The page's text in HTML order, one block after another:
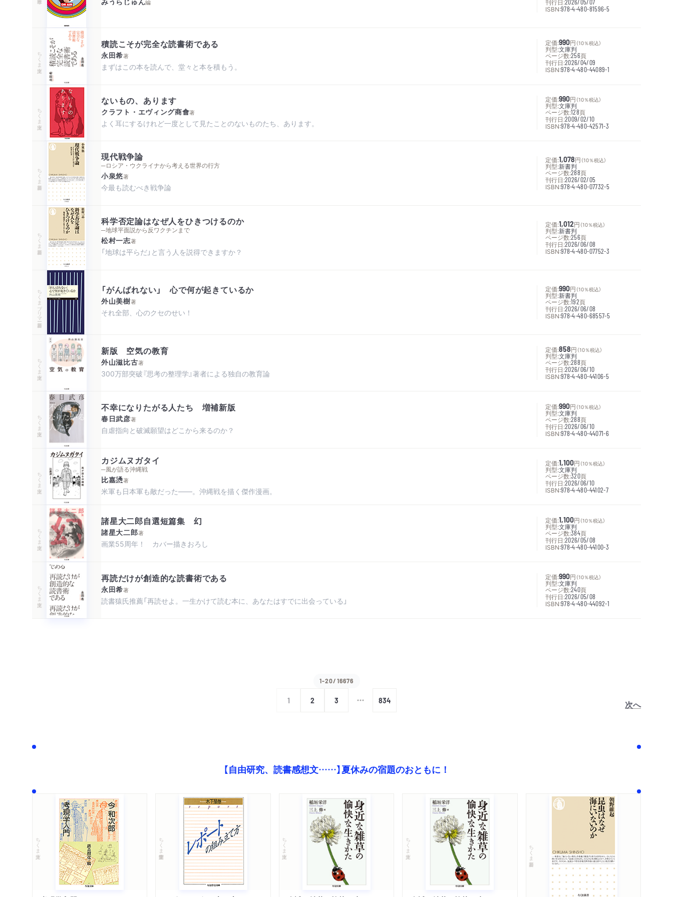
編 刊行日:2026/05/07
ISBN:978-4-480-81596-5
ちくま文庫
積読こそが完全な読書術である
永田希著
まずはこの本を読んで、堂々と本を積もう。
定価:990円 （10％税込）
判型:文庫判
ページ数:256頁
刊行日:2026/04/09
ISBN:978-4-480-44089-1
ちくま文庫
ないもの、あります
クラフト・エヴィング商會著
よく耳にするけれど一度として見たことのないものたち、あります。
定価:990円 （10％税込）
判型:文庫判
ページ数:128頁
刊行日:2009/02/10
ISBN:978-4-480-42571-3
ちくま新書
現代戦争論
─ロシア・ウクライナから考える世界の行方
小泉悠著
今最も読むべき戦争論
定価:1,078円 （10％税込）
判型:新書判
ページ数:288頁
刊行日:2026/02/05
ISBN:978-4-480-07732-5
ちくま新書
科学否定論はなぜ人をひきつけるのか
─地球平面説から反ワクチンまで
松村一志著
「地球は平らだ」と言う人を説得できますか？
定価:1,012円 （10％税込）
判型:新書判
ページ数:256頁
刊行日:2026/06/08
ISBN:978-4-480-07752-3
ちくまプリマー新書 「がんばれない」 心で何が起きているか
外山美樹著
それ全部、心のクセのせい！
定価:990円 （10％税込）
判型:新書判
ページ数:192頁
刊行日:2026/06/08
ISBN:978-4-480-68557-5
ちくま文庫
新版 空気の教育
外山滋比古著
300万部突破『思考の整理学』著者による独自の教育論
定価:858円 （10％税込）
判型:文庫判
ページ数:288頁
刊行日:2026/06/10
ISBN:978-4-480-44106-5
ちくま文庫
不幸になりたがる人たち 増補新版
春日武彦著
自虐指向と破滅願望はどこから来るのか？
定価:990円 （10％税込）
判型:文庫判
ページ数:288頁
刊行日:2026/06/10
ISBN:978-4-480-44071-6
ちくま文庫
カジムヌガタイ
─風が語る沖縄戦
比嘉慂著
米軍も日本軍も敵だった――。沖縄戦を描く傑作漫画。
定価:1,100円 （10％税込）
判型:文庫判
ページ数:320頁
刊行日:2026/06/10
ISBN:978-4-480-44102-7
ちくま文庫
諸星大二郎自選短篇集 幻
諸星大二郎著
画業55周年！ カバー描きおろし
定価:1,100円 （10％税込）
判型:文庫判
ページ数:384頁
刊行日:2026/05/08
ISBN:978-4-480-44100-3
ちくま文庫
再読だけが創造的な読書術である
永田希著
読書猿氏推薦「再読せよ。一生かけて読む本に、あなたはすでに出会っている」
定価:990円 （10％税込）
判型:文庫判
ページ数:240頁
刊行日:2026/05/08
ISBN:978-4-480-44092-1
1-20/16676
1 2 3 834 次へ
【自由研究、読書感想文……】夏休みの宿題のおともに！
ちくま文庫 ちくま学芸文庫 ちくま文庫 ちくま文庫 ちくま新書